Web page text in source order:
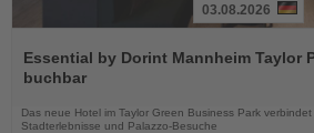
Sie
die
03.08.2026
Essential by Dorint Mannheim Taylor
buchbar
Das neue Hotel im Taylor Green Business Park verbindet
Stadterlebnisse und Palazzo-Besuche